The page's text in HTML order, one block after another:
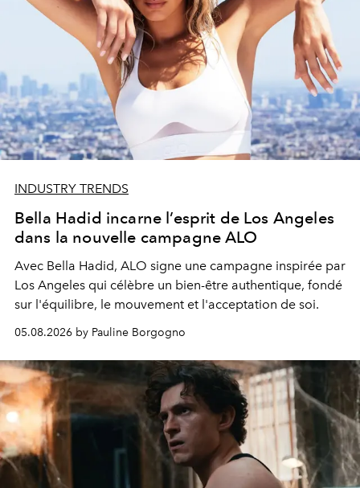
INDUSTRY TRENDS
Bella Hadid incarne l’esprit de Los Angeles
dans la nouvelle campagne ALO
Avec Bella Hadid, ALO signe une campagne inspirée par
Los Angeles qui célèbre un bien-être authentique, fondé
sur l'équilibre, le mouvement et l'acceptation de soi.
05.08.2026 by Pauline Borgogno